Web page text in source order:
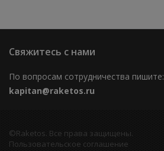
Свяжитесь с нами
По вопросам сотрудничества пишите:
kapitan@raketos.ru
©Raketos. Все права защищены.
Пользовательское соглашение